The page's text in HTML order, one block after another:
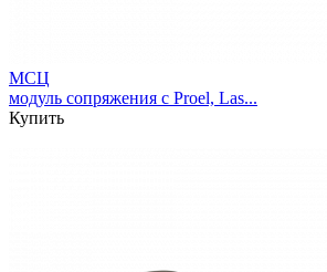
МСЦ
модуль сопряжения с Proel, Las...
Купить